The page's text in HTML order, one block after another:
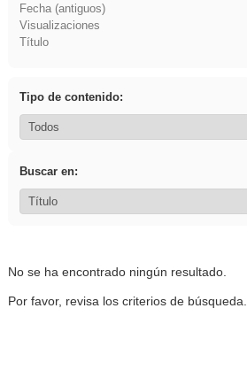
Fecha (antiguos)
Visualizaciones
Título
Tipo de contenido:
Buscar en:
No se ha encontrado ningún resultado.
Por favor, revisa los criterios de búsqueda.